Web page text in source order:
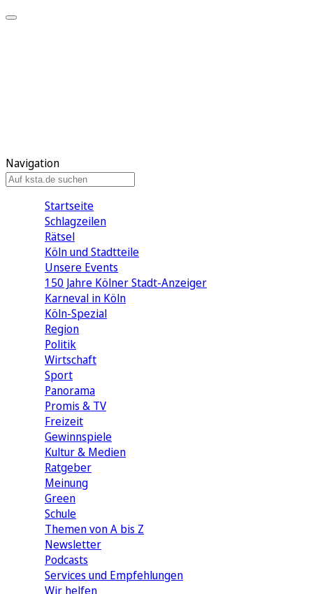
Navigation
Startseite
Schlagzeilen
Rätsel
Köln und Stadtteile
Unsere Events
150 Jahre Kölner Stadt-Anzeiger
Karneval in Köln
Köln-Spezial
Region
Politik
Wirtschaft
Sport
Panorama
Promis & TV
Freizeit
Gewinnspiele
Kultur & Medien
Ratgeber
Meinung
Green
Schule
Themen von A bis Z
Newsletter
Podcasts
Services und Empfehlungen
Wir helfen